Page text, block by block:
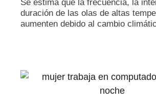
Se estima que la frecuencia, la
duración de las olas de altas
aumenten debido al cambio